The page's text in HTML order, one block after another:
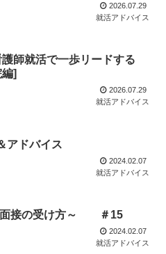
2026.07.29
就活アドバイス
師就活で一歩リードする
]
2026.07.29
就活アドバイス
アドバイス
2024.02.07
就活アドバイス
面接の受け方～ ＃15
2024.02.07
就活アドバイス